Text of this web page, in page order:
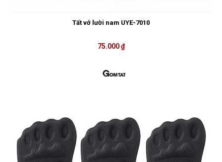
Tất vớ lười nam UYE-7010
75.000 ₫